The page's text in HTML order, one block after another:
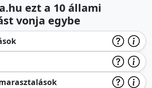
ezt a 10 állami
vonja egybe